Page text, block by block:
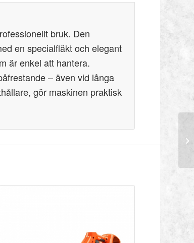
bruk. Den
en specialfläkt och elegant
är enkel att hantera.
– även vid långa
gör maskinen praktisk